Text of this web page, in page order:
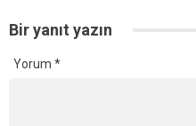
Bir yanıt yazın
Yorum *